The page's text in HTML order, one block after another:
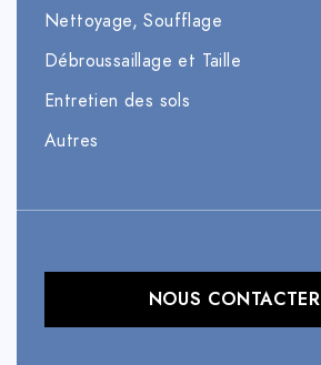
Nettoyage, Soufflage
Débroussaillage et Taille
Entretien des sols
Autres
NOUS CONTACTER